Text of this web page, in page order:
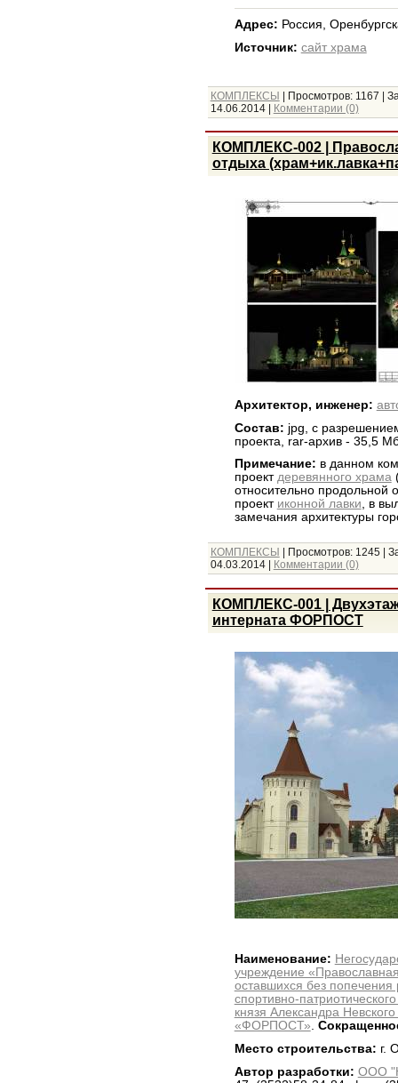
Адрес: Россия,
Источник: сайт храма
КОМПЛЕКСЫ | Просмотров: 1167 |
14.06.2014 | Комментарии (0)
КОМПЛЕКС-002 |
отдыха
Архитектор, инженер:
Состав: jpg, с
проекта, rar-архив - 35,5
Примечание: в данном
проект деревянного храма
относительно продольной
проект иконной лавки, в
замечания архитектуры
КОМПЛЕКСЫ | Просмотров: 1245|
04.03.2014 | Комментарии (0)
КОМПЛЕКС-001 |
интерната ФОРПОСТ
Наименование:
учреждение
оставшихся без попечения
спортивно-
князя Александра
«ФОРПОСТ».
Место строительства: г.
Автор разработки: ООО